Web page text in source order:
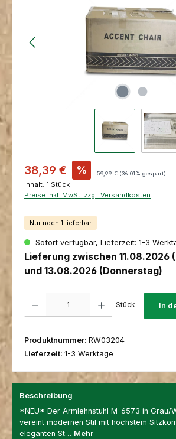
Verkaufspreis:
38,39 € % Regulärer Preis:
59,99 € (36.01% gespart)
Inhalt: 1 Stück
Preise inkl. MwSt. zzgl. Versandkosten
Nur noch 1 lieferbar
Sofort verfügbar, Lieferzeit: 1-3
Lieferung zwischen 11.08.2026
und 13.08.2026 (Donnerstag)
Stück In
Produktnummer: RW03204
Lieferzeit: 1-3 Werktage
Beschreibung
*NEU* Der Armlehnstuhl M-6573 in Grau/
vereint modernen Stil mit höchstem
eleganten St… Mehr